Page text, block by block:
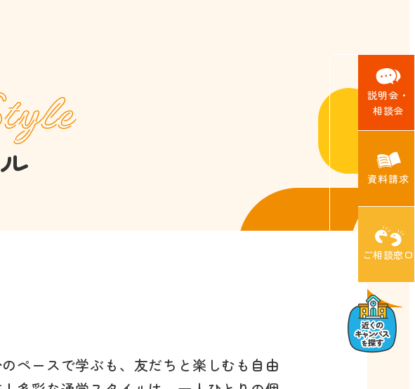
ペースで学ぶも、友だちと楽しむも自由
説明会・
相談会
資料請求
ご相談窓口